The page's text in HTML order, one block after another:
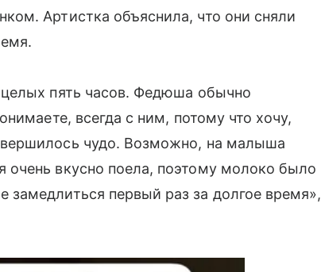
Артистка объяснила, что они сняли
целых пять часов. Федюша обычно
всегда с ним, потому что хочу,
чудо. Возможно, на малыша
вкусно поела, поэтому молоко было
первый раз за долгое время»,